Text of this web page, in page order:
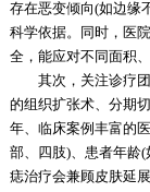
存在恶变倾向(如边缘
科学依据。同时，医
全，能应对不同面积
其次，关注诊疗团
的组织扩张术、分期
年、临床案例丰富的
部、四肢)、患者年龄
痣治疗会兼顾皮肤延